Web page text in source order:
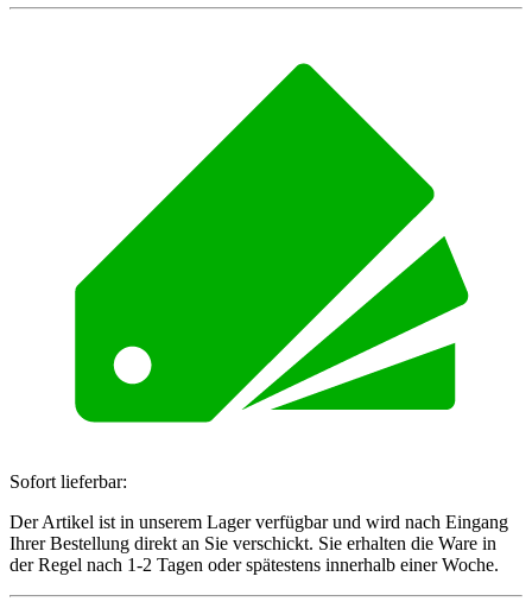
Sofort lieferbar:
Der Artikel ist in unserem Lager verfügbar und wird nach Eingang
Ihrer Bestellung direkt an Sie verschickt. Sie erhalten die Ware in
der Regel nach 1-2 Tagen oder spätestens innerhalb einer Woche.